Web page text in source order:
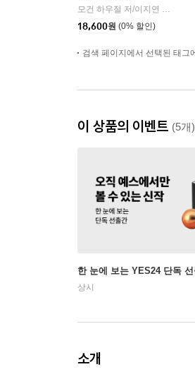
모건 하우절 저/이지연 역
18,600원 (0% 할인)
검색 페이지에서 선택된 태
이 상품의 이벤트 (5개)
한 눈에 보는 YES24 단독
상시
소개